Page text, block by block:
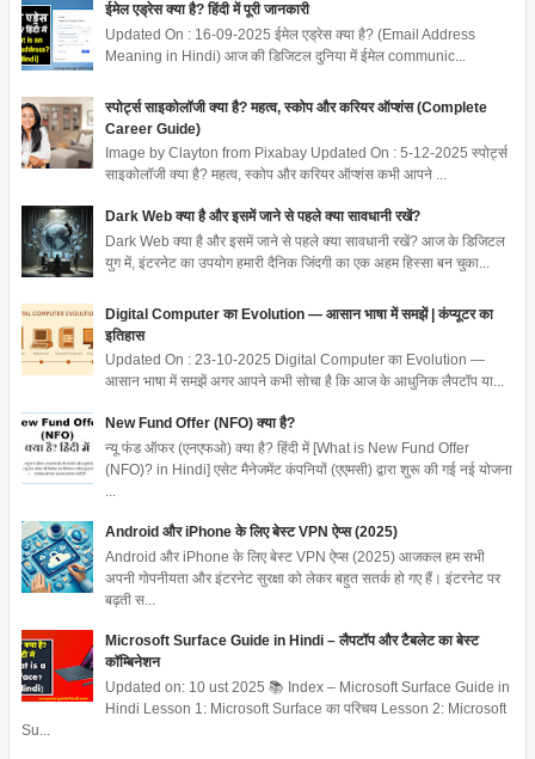
ईमेल एड्रेस क्या है? हिंदी में पूरी जानकारी
Updated On : 16-09-2025 ईमेल एड्रेस क्या है? (Email Address
Meaning in Hindi) आज की डिजिटल दुनिया में ईमेल communic...
स्पोर्ट्स साइकोलॉजी क्या है? महत्व, स्कोप और करियर ऑप्शंस (Complete
Career Guide)
Image by Clayton from Pixabay Updated On : 5-12-2025 स्पोर्ट्स
साइकोलॉजी क्या है? महत्व, स्कोप और करियर ऑप्शंस कभी आपने ...
Dark Web क्या है और इसमें जाने से पहले क्या सावधानी रखें?
Dark Web क्या है और इसमें जाने से पहले क्या सावधानी रखें? आज के डिजिटल
युग में, इंटरनेट का उपयोग हमारी दैनिक जिंदगी का एक अहम हिस्सा बन चुका...
Digital Computer का Evolution — आसान भाषा में समझें | कंप्यूटर का
इतिहास
Updated On : 23-10-2025 Digital Computer का Evolution —
आसान भाषा में समझें अगर आपने कभी सोचा है कि आज के आधुनिक लैपटॉप या...
New Fund Offer (NFO) क्या है?
न्यू फंड ऑफर (एनएफओ) क्या है? हिंदी में [What is New Fund Offer
(NFO)? in Hindi] एसेट मैनेजमेंट कंपनियों (एएमसी) द्वारा शुरू की गई नई योजना
Android और iPhone के लिए बेस्ट VPN ऐप्स (2025)
Android और iPhone के लिए बेस्ट VPN ऐप्स (2025) आजकल हम सभी
अपनी गोपनीयता और इंटरनेट सुरक्षा को लेकर बहुत सतर्क हो गए हैं। इंटरनेट पर
बढ़ती स...
Microsoft Surface Guide in Hindi – लैपटॉप और टैबलेट का बेस्ट
कॉम्बिनेशन
Updated on: 10 ust 2025 📚 Index – Microsoft Surface Guide in
Hindi Lesson 1: Microsoft Surface का परिचय Lesson 2: Microsoft
Su...